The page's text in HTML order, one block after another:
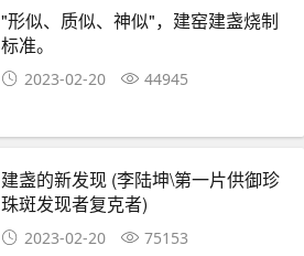
"形似、质似、神似"，建窑建盏烧制
标准。
2023-02-20 44945
建盏的新发现 (李陆坤\第一片供御珍
珠斑发现者复克者)
2023-02-20 75153